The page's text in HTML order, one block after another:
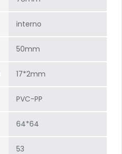
interno
50mm
17*2mm
PVC-PP
64*64
53